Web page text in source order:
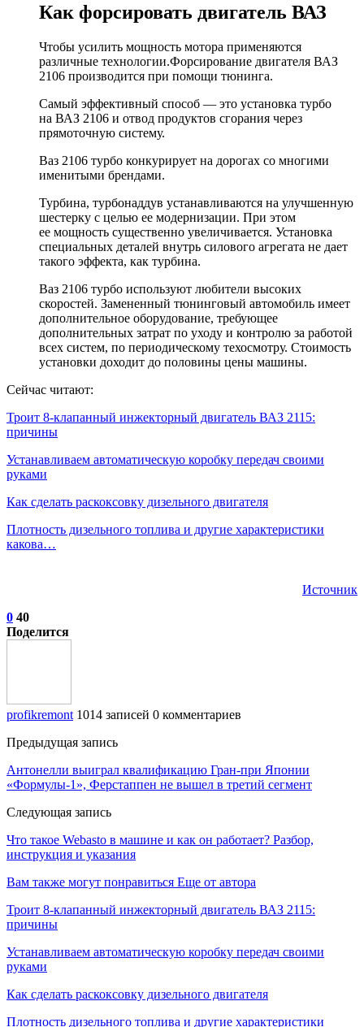
Как форсировать двигатель ВАЗ
Чтобы усилить мощность мотора применяются
различные технологии.Форсирование двигателя ВАЗ
2106 производится при помощи тюнинга.
Самый эффективный способ — это установка турбо
на ВАЗ 2106 и отвод продуктов сгорания через
прямоточную систему.
Ваз 2106 турбо конкурирует на дорогах со многими
именитыми брендами.
Турбина, турбонаддув устанавливаются на улучшенную
шестерку с целью ее модернизации. При этом
ее мощность существенно увеличивается. Установка
специальных деталей внутрь силового агрегата не дает
такого эффекта, как турбина.
Ваз 2106 турбо используют любители высоких
скоростей. Замененный тюнинговый автомобиль имеет
дополнительное оборудование, требующее
дополнительных затрат по уходу и контролю за работой
всех систем, по периодическому техосмотру. Стоимость
установки доходит до половины цены машины.
Сейчас читают:
Троит 8-клапанный инжекторный двигатель ВАЗ 2115:
причины
Устанавливаем автоматическую коробку передач своими
руками
Как сделать раскоксовку дизельного двигателя
Плотность дизельного топлива и другие характеристики
какова…
Источник
0 40
Поделится
profikremont 1014 записей 0 комментариев
Предыдущая запись
Антонелли выиграл квалификацию Гран‑при Японии
«Формулы‑1», Ферстаппен не вышел в третий сегмент
Следующая запись
Что такое Webasto в машине и как он работает? Разбор,
инструкция и указания
Вам также могут понравиться Еще от автора
Троит 8-клапанный инжекторный двигатель ВАЗ 2115:
причины
Устанавливаем автоматическую коробку передач своими
руками
Как сделать раскоксовку дизельного двигателя
Плотность дизельного топлива и другие характеристики